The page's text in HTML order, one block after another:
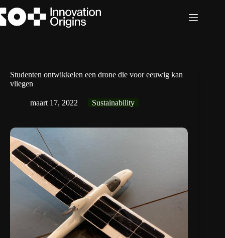
naar
de
Studenten ontwikkelen een drone die voor eeuwig kan
vliegen
maart 17, 2022 Sustainability